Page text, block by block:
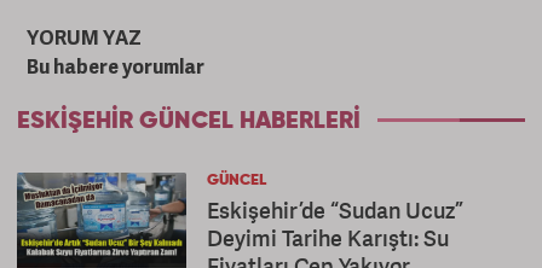
YORUM YAZ
Bu habere yorumlar
ESKIŞEHIR GÜNCEL HABERLERI
GÜNCEL
Eskişehir’de “Sudan Ucuz”
Deyimi Tarihe Karıştı: Su